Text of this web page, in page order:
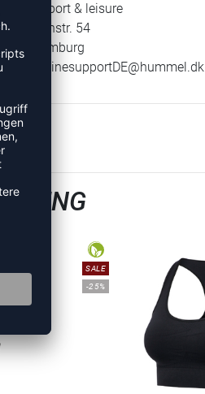
sport & leisure
54
Hamburg
onlinesupportDE@hummel.dk
SALE
-25%